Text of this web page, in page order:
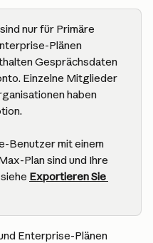
nur für Primäre
Plänen
Gesprächsdaten
Einzelne Mitglieder
haben
Benutzer mit einem
Plan sind und Ihre
Exportieren Sie
Enterprise-Plänen